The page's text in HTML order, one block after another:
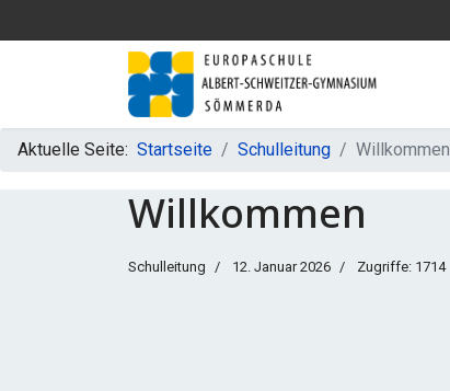
Aktuelle Seite: Startseite Schulleitung Willkommen
Willkommen
Schulleitung 12. Januar 2026 Zugriffe: 1714